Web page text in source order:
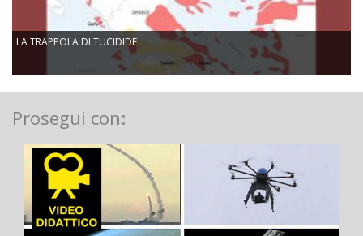
LA TRAPPOLA DI TUCIDIDE
Prosegui con: